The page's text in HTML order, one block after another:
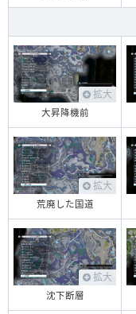
拡大
大昇降機前
拡大
荒廃した国道
拡大
沈下断層